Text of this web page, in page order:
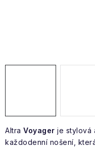
Altra Voyager je stylová
každodenní nošení,